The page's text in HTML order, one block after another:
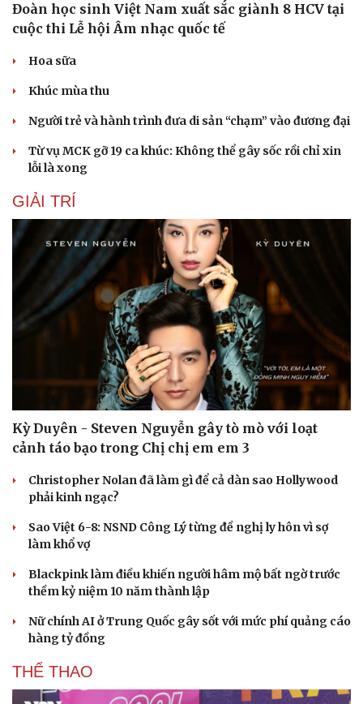
Đoàn học sinh Việt Nam xuất sắc giành 8 HCV tại
cuộc thi Lễ hội Âm nhạc quốc tế
Hoa sữa
Khúc mùa thu
Người trẻ và hành trình đưa di sản “chạm” vào đương đại
Từ vụ MCK gỡ 19 ca khúc: Không thể gây sốc rồi chỉ xin
lỗi là xong
GIẢI TRÍ
Kỳ Duyên - Steven Nguyễn gây tò mò với loạt
cảnh táo bạo trong Chị chị em em 3
Christopher Nolan đã làm gì để cả dàn sao Hollywood
phải kinh ngạc?
Sao Việt 6-8: NSND Công Lý từng đề nghị ly hôn vì sợ
làm khổ vợ
Blackpink làm điều khiến người hâm mộ bất ngờ trước
thềm kỷ niệm 10 năm thành lập
Nữ chính AI ở Trung Quốc gây sốt với mức phí quảng cáo
hàng tỷ đồng
THỂ THAO